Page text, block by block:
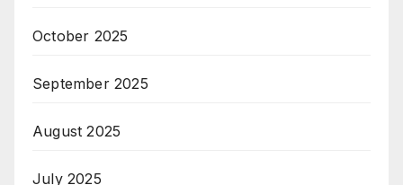
October 2025
September 2025
August 2025
July 2025